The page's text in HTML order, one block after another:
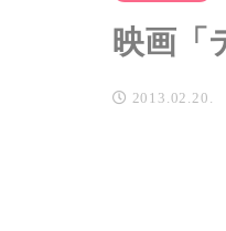
映画「
2013.02.20.